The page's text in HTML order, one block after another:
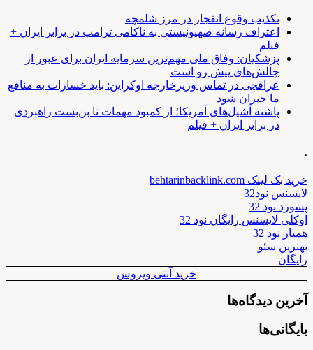
تکذیب وقوع انفجار در مرز شلمچه
اعتراف رسانه صهیونیستی به ناکامی ترامپ در برابر ایران +
فیلم
پزشکیان: وفاق ملی مهم‌ترین سرمایه ایران برای عبور از
چالش‌های پیش رو است
عراقچی در تماس وزیرخارجه اوکراین: باید خسارات به منافع
ما جبران شود
پاشنه آشیل‌های آمریکا؛ از کمبود مهمات تا بن‌بست راهبردی
در برابر ایران + فیلم
.
خرید بک لینک behtarinbacklink.com
لایسنس نود32
پسورد نود 32
اوکلی لایسنس رایگان نود 32
همیار نود 32
بهترین سئو
رایگان
خرید آنتی ویروس
آخرین دیدگاه‌ها
بایگانی‌ها